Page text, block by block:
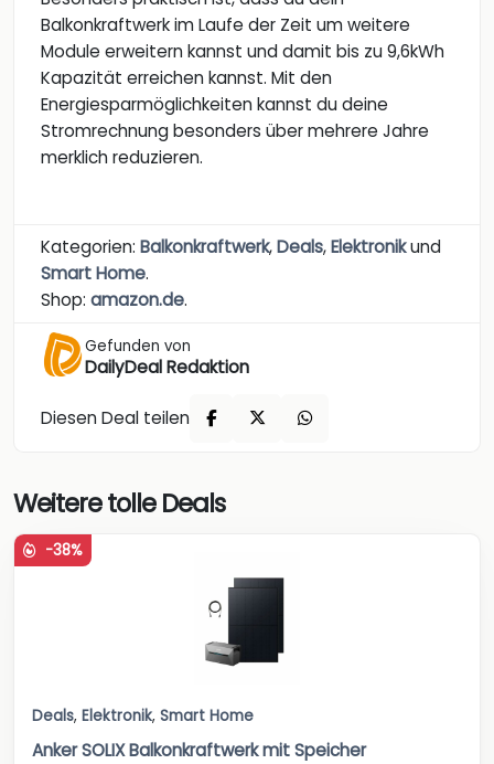
Balkonkraftwerk im Laufe der Zeit um weitere
Module erweitern kannst und damit bis zu 9,6kWh
Kapazität erreichen kannst. Mit den
Energiesparmöglichkeiten kannst du deine
Stromrechnung besonders über mehrere Jahre
merklich reduzieren.
Kategorien: Balkonkraftwerk,Deals,Elektronikund
Smart Home.
Shop: amazon.de.
Gefunden von
DailyDeal Redaktion
Diesen Deal teilen
Weitere tolle Deals
-38%
Deals, Elektronik, Smart Home
Anker SOLIX Balkonkraftwerk mit Speicher